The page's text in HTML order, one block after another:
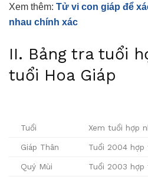
Xem thêm: Tử vi con giáp để
nhau chính xác
II. Bảng tra tuổi
tuổi Hoa Giáp
Tuổi Xem tuổi hợp
Giáp Thân Tuổi 2004 hợp
Quý Mùi Tuổi 2003 hợp